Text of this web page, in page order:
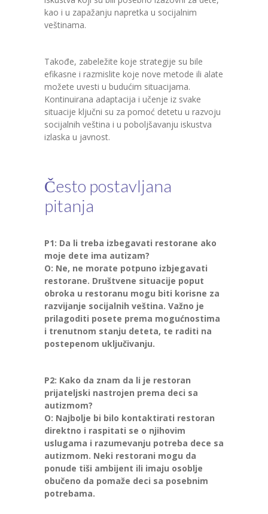
kao i u zapažanju napretka u socijalnim
veštinama.
Takođe, zabeležite koje strategije su bile
efikasne i razmislite koje nove metode ili alate
možete uvesti u budućim situacijama.
Kontinuirana adaptacija i učenje iz svake
situacije ključni su za pomoć detetu u razvoju
socijalnih veština i u poboljšavanju iskustva
izlaska u javnost.
Često postavljana
pitanja
P1: Da li treba izbegavati restorane ako
moje dete ima autizam?
O: Ne, ne morate potpuno izbjegavati
restorane. Društvene situacije poput
obroka u restoranu mogu biti korisne za
razvijanje socijalnih veština. Važno je
prilagoditi posete prema mogućnostima
i trenutnom stanju deteta, te raditi na
postepenom uključivanju.
P2: Kako da znam da li je restoran
prijateljski nastrojen prema deci sa
autizmom?
O: Najbolje bi bilo kontaktirati restoran
direktno i raspitati se o njihovim
uslugama i razumevanju potreba dece sa
autizmom. Neki restorani mogu da
ponude tiši ambijent ili imaju osoblje
obučeno da pomaže deci sa posebnim
potrebama.